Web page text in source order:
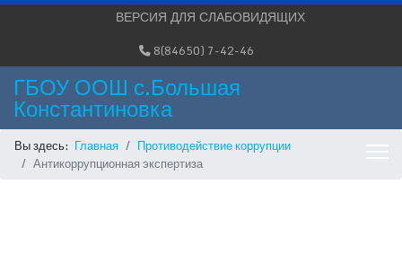
ВЕРСИЯ ДЛЯ СЛАБОВИДЯЩИХ
8(84650) 7-42-46
ГБОУ ООШ с.Большая
Константиновка
Вы здесь: Главная
Противодействие коррупции
Антикоррупционная экспертиза